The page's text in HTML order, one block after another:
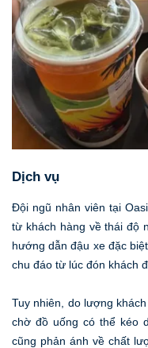
Dịch vụ
Đội ngũ nhân viên tại
từ khách hàng về thái độ
hướng dẫn đậu xe đặc
chu đáo từ lúc đón khách
Tuy nhiên, do lượng
chờ đồ uống có thể kéo
cũng phản ánh về chất